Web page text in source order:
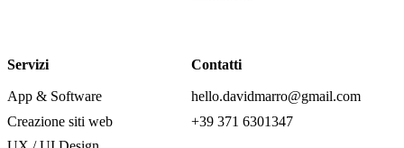
Servizi
App & Software
Creazione siti web
Contatti
hello.davidmarro@gmail.com
+39 371 6301347